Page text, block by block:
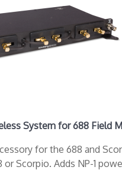
System for 688 Field
for the 688 and
or Scorpio. Adds NP-1